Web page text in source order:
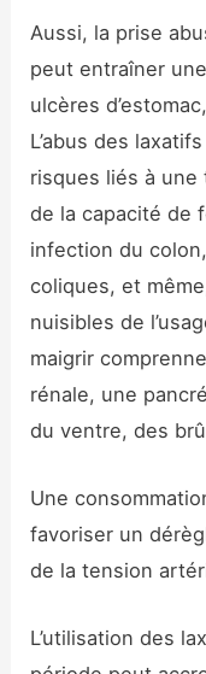
Aussi, la prise
peut entraîner
ulcères
L’abus des
risques liés à une
de la capacité de
infection du
coliques, et
nuisibles de
maigrir
rénale, une
du ventre, des
Une
favoriser un
de la tension
L’utilisation des